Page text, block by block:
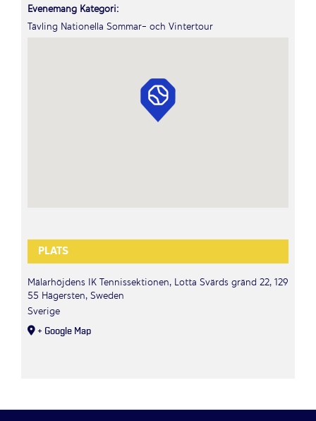
Evenemang Kategori:
Tävling Nationella Sommar- och Vintertour
PLATS
Mälarhöjdens IK Tennissektionen, Lotta Svärds gränd 22, 129
55 Hägersten, Sweden
Sverige
+ Google Map